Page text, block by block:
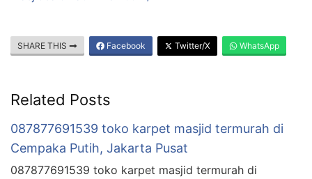
SHARE THIS Facebook Twitter/X WhatsApp
Related Posts
087877691539 toko karpet masjid termurah di
Cempaka Putih, Jakarta Pusat
087877691539 toko karpet masjid termurah di